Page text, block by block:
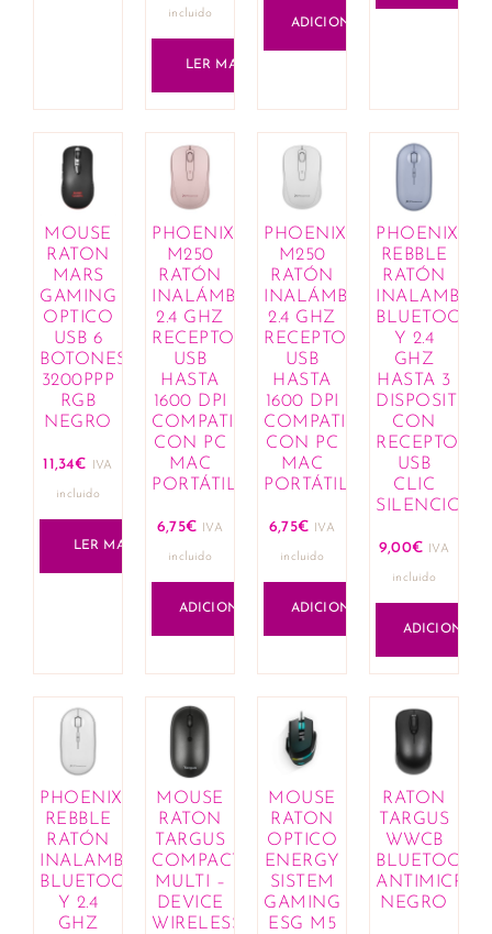
incluido
LER MAIS
ADICIONAR
MOUSE
RATON
MARS
GAMING
OPTICO
USB 6
BOTONES
3200PPP
RGB
NEGRO
11,34€ IVA
incluido
LER MAIS
PHOENIX
M250
RATÓN
INALÁMBRICO
2.4 GHZ
RECEPTOR
USB
HASTA
1600 DPI
COMPATIBLE
CON PC
MAC
PORTÁTIL...
6,75€ IVA
incluido
ADICIONAR
PHOENIX
M250
RATÓN
INALÁMBRICO
2.4 GHZ
RECEPTOR
USB
HASTA
1600 DPI
COMPATIBLE
CON PC
MAC
PORTÁTIL...
6,75€ IVA
incluido
ADICIONAR
PHOENIX
REBBLE
RATÓN
BLUETOOTH
Y 2.4
GHZ
HASTA 3
CON
RECEPTOR
USB
CLIC
9,00€ IVA
incluido
ADICIONAR
PHOENIX
REBBLE
RATÓN
INALAMBRICO
BLUETOOTH
Y 2.4
GHZ
MOUSE
RATON
TARGUS
COMPACT
MULTI –
DEVICE
WIRELESS
MOUSE
RATON
OPTICO
ENERGY
SISTEM
GAMING
ESG M5
RATON
TARGUS
WWCB
BLUETOOTH
NEGRO